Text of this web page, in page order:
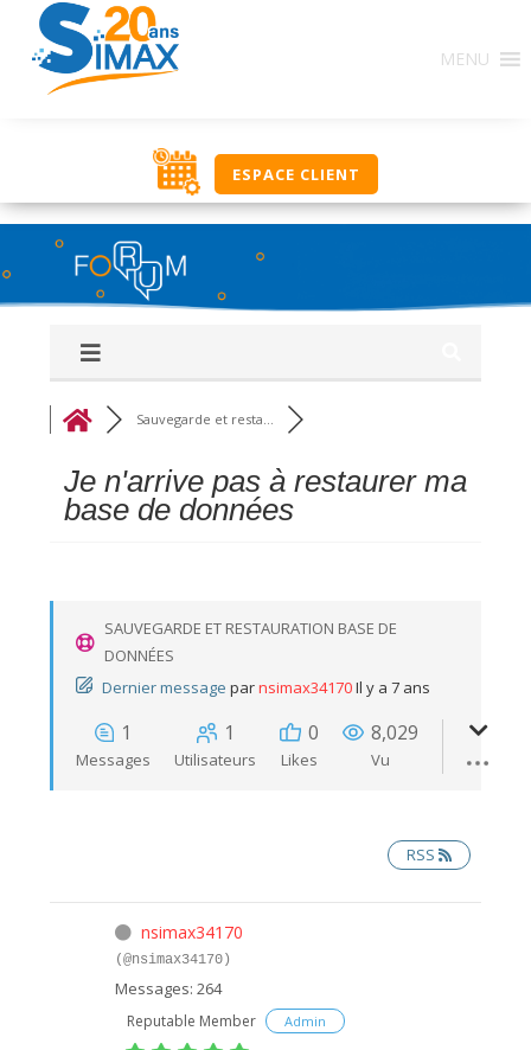
MENU
ESPACE CLIENT
Base de Connaissances : Ce regroupement de forums
constitue une source d’informations en rapport avec
l’utilisation des solutions SIMAX. Ici, classés par
réponses, procédures, savoir-faire pour vous aider
dans votre utilisation journalière. Si vous ne trouvez
pas une réponse à votre recherche, utilisez le groupe
‘Q&R Procédure et Dépannage’ pour poser votre
question. Bonne découverte, l’équipe NOUT.
Sauvegarde et resta...
Je n'arrive pas à restaurer ma
base de données
SAUVEGARDE ET RESTAURATION BASE DE
DONNÉES
Dernier message parnsimax34170Il y a 7 ans
1
Messages
1
Utilisateurs
0
Likes
8,029
Vu
RSS
nsimax34170
(@nsimax34170)
Messages: 264
Reputable Member Admin